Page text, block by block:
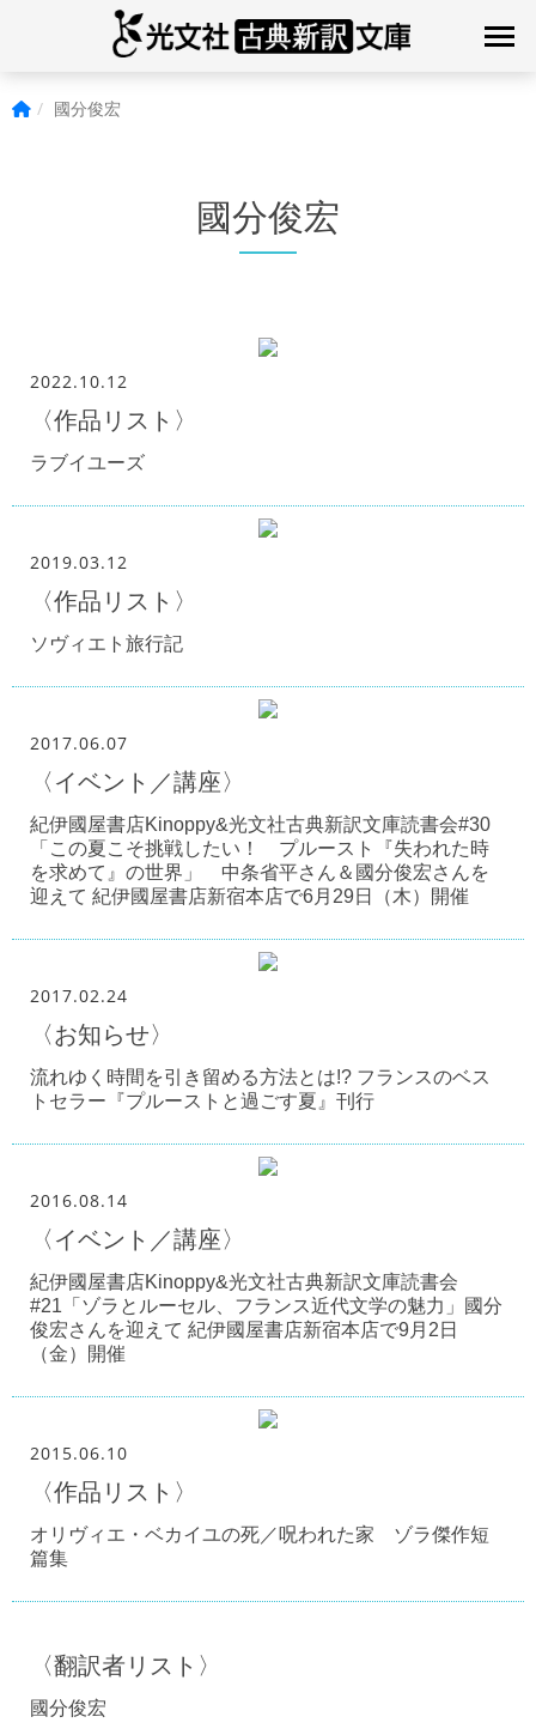
國分俊宏
國分俊宏
2022.10.12
〈作品リスト〉
ラブイユーズ
2019.03.12
〈作品リスト〉
ソヴィエト旅行記
2017.06.07
〈イベント／講座〉
紀伊國屋書店Kinoppy&光文社古典新訳文庫読書会#30
「この夏こそ挑戦したい！ プルースト『失われた時
を求めて』の世界」 中条省平さん＆國分俊宏さんを
迎えて 紀伊國屋書店新宿本店で6月29日（木）開催
2017.02.24
〈お知らせ〉
流れゆく時間を引き留める方法とは!? フランスのベス
トセラー『プルーストと過ごす夏』刊行
2016.08.14
〈イベント／講座〉
紀伊國屋書店Kinoppy&光文社古典新訳文庫読書会
#21「ゾラとルーセル、フランス近代文学の魅力」國分
俊宏さんを迎えて 紀伊國屋書店新宿本店で9月2日
（金）開催
2015.06.10
〈作品リスト〉
オリヴィエ・ベカイユの死／呪われた家 ゾラ傑作短
篇集
〈翻訳者リスト〉
國分俊宏